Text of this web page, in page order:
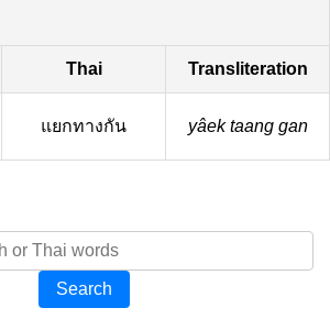
Thai Transliteration
แยกทางกัน yâek taang gan
Search